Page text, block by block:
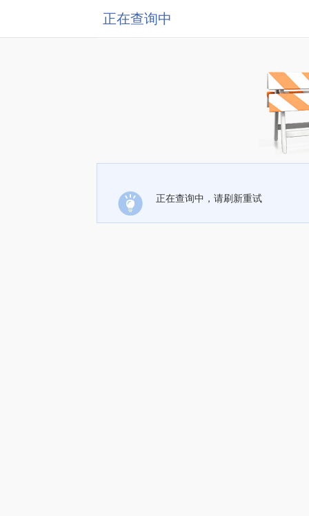
正在查询中
正在查询中，请刷新重试